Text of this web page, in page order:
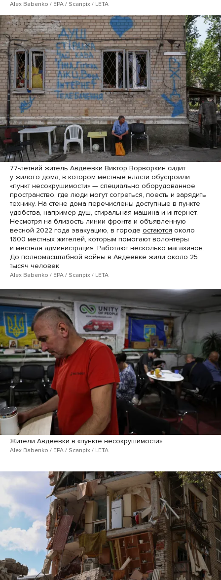
Alex Babenko / EPA / Scanpix / LETA
77-летний житель Авдеевки Виктор Ворворкин сидит
у жилого дома, в котором местные власти обустроили
«пункт несокрушимости» — специально оборудованное
пространство, где люди могут согреться, поесть и зарядить
технику. На стене дома перечислены доступные в пункте
удобства, например душ, стиральная машина и интернет.
Несмотря на близость линии фронта и объявленную
весной 2022 года эвакуацию, в городе остаются около
1600 местных жителей, которым помогают волонтеры
и местная администрация. Работают несколько магазинов.
До полномасштабной войны в Авдеевке жили около 25
тысяч человек
Alex Babenko / EPA / Scanpix / LETA
Жители Авдеевки в «пункте несокрушимости»
Alex Babenko / EPA / Scanpix / LETA